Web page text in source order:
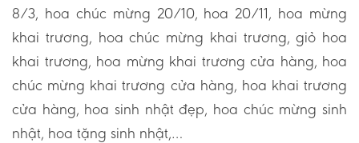
8/3, hoa chúc mừng 20/10, hoa 20/11, hoa mừng
khai trương, hoa chúc mừng khai trương, giỏ hoa
khai trương, hoa mừng khai trương cửa hàng, hoa
chúc mừng khai trương cửa hàng, hoa khai trương
cửa hàng, hoa sinh nhật đẹp, hoa chúc mừng sinh
nhật, hoa tặng sinh nhật,…